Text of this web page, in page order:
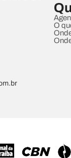
O